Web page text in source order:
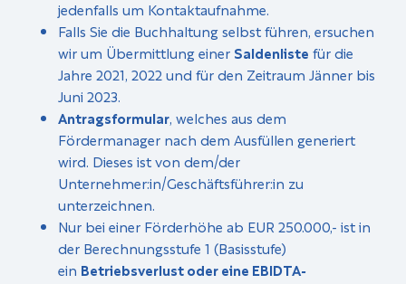
jedenfalls um Kontaktaufnahme.
Falls Sie die Buchhaltung selbst führen, ersuchen
wir um Übermittlung einer Saldenliste für die
Jahre 2021, 2022 und für den Zeitraum Jänner bis
Juni 2023.
Antragsformular, welches aus dem
Fördermanager nach dem Ausfüllen generiert
wird. Dieses ist von dem/der
Unternehmer:in/Geschäftsführer:in zu
unterzeichnen.
Nur bei einer Förderhöhe ab EUR 250.000,- ist in
der Berechnungsstufe 1 (Basisstufe)
ein Betriebsverlust oder eine EBIDTA-